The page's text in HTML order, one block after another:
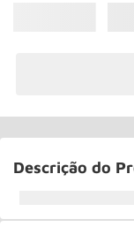
Descrição do